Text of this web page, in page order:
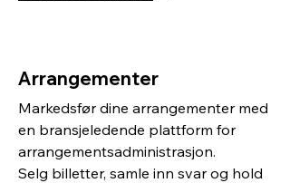
Arrangementer
Markedsfør dine arrangementer med
en bransjeledende plattform for
arrangementsadministrasjon.
Selg billetter, samle inn svar og hold